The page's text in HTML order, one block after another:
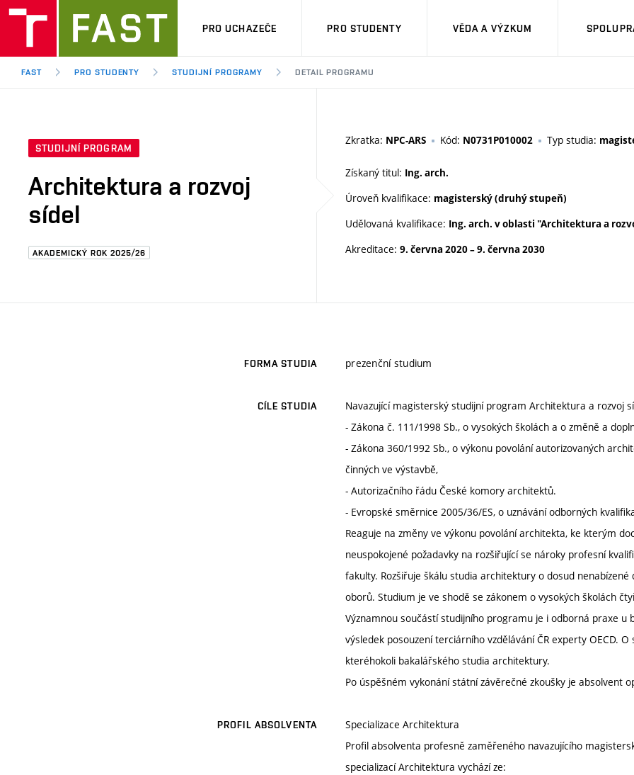
PRO UCHAZEČE PRO STUDENTY VĚDA A VÝZKUM
FAST PRO STUDENTY STUDIJNÍ PROGRAMY DETAIL PROGRAMU
STUDIJNÍ PROGRAM
Architektura a rozvoj
sídel
AKADEMICKÝ ROK 2025/26
Zkratka: NPC-ARS Kód: N0731P010002 Typ studia:
Získaný titul: Ing. arch.
Úroveň kvalifikace: magisterský (druhý stupeň)
Udělovaná kvalifikace: Ing. arch. v oblasti "Architektura a
Akreditace: 9. června 2020–9. června 2030
FORMA STUDIA prezenční studium
CÍLE STUDIA
Navazující magisterský studijní program Architektura a rozvoj
- Zákona č. 111/1998 Sb., o vysokých školách a o změně a
- Zákona 360/1992 Sb., o výkonu povolání autorizovaných
činných ve výstavbě,
- Autorizačního řádu České komory architektů.
- Evropské směrnice 2005/36/ES, o uznávání odborných
Reaguje na změny ve výkonu povolání architekta, ke kterým
neuspokojené požadavky na rozšiřující se nároky profesní
fakulty. Rozšiřuje škálu studia architektury o dosud
oborů. Studium je ve shodě se zákonem o vysokých školách
Významnou součástí studijního programu je i odborná praxe
výsledek posouzení terciárního vzdělávání ČR experty OECD.
kteréhokoli bakalářského studia architektury.
Po úspěšném vykonání státní závěrečné zkoušky je absolvent
PROFIL ABSOLVENTA
Specializace Architektura
Profil absolventa profesně zaměřeného navazujícího
specializací Architektura vychází ze: